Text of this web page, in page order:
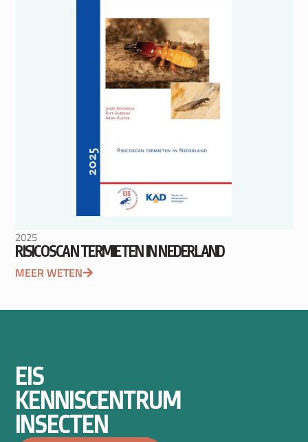
2025
RISICOSCAN TERMIETEN IN NEDERLAND
MEER WETEN
EIS
KENNISCENTRUM
INSECTEN